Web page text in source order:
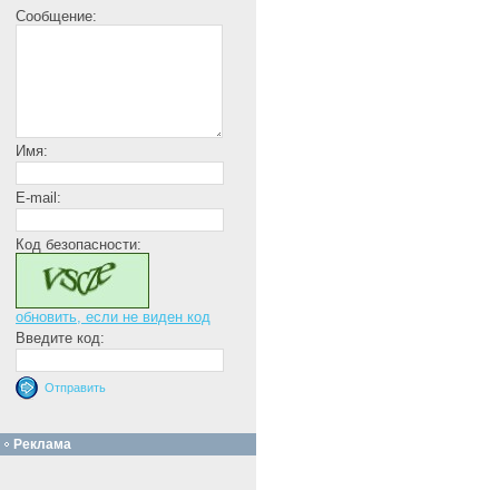
Сообщение:
Имя:
E-mail:
Код безопасности:
обновить, если не виден код
Введите код:
Реклама